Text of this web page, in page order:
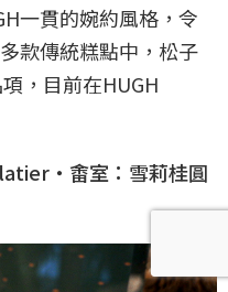
一貫的婉約風格，令
款傳統糕點中，松子
，目前在HUGH
畬室：雪莉桂圓